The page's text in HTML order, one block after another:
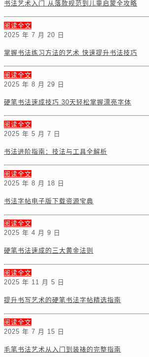
书法艺术入门 从落款规范到儿童启蒙全攻略
阅读全文
2025 年 7 月 20 日
掌握书法练习方法的艺术 快速提升书法技巧
阅读全文
2025 年 8 月 29 日
硬笔书法速成技巧 30天轻松掌握漂亮字体
阅读全文
2025 年 5 月 7 日
书法进阶指南：技法与工具全解析
阅读全文
2025 年 8 月 18 日
书法字帖电子版下载资源宝典
阅读全文
2025 年 4 月 9 日
硬笔书法速成的三大黄金法则
阅读全文
2025 年 11 月 5 日
提升书写艺术的硬笔书法字帖精选指南
阅读全文
2025 年 7 月 15 日
毛笔书法艺术从入门到装裱的完整指南